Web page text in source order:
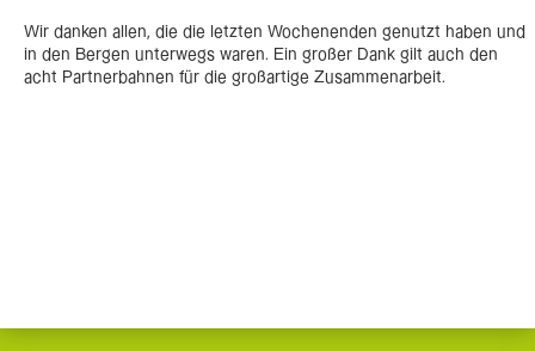
Wir danken allen, die die letzten Wochenenden genutzt haben und
in den Bergen unterwegs waren. Ein großer Dank gilt auch den
acht Partnerbahnen für die großartige Zusammenarbeit.